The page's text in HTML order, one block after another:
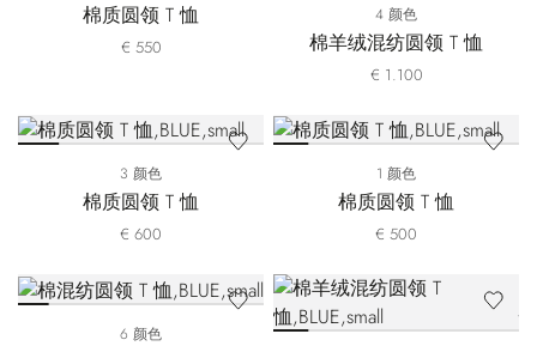
棉质圆领 T 恤
€ 550
4 颜色
棉羊绒混纺圆领 T 恤
€ 1.100
3 颜色
棉质圆领 T 恤
€ 600
1 颜色
棉质圆领 T 恤
€ 500
6 颜色